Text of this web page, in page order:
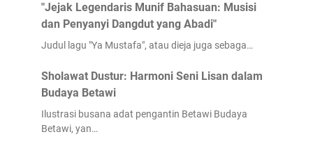
"Jejak Legendaris Munif Bahasuan: Musisi
dan Penyanyi Dangdut yang Abadi"
Judul lagu "Ya Mustafa", atau dieja juga sebaga…
Sholawat Dustur: Harmoni Seni Lisan dalam
Budaya Betawi
Ilustrasi busana adat pengantin Betawi Budaya
Betawi, yan…